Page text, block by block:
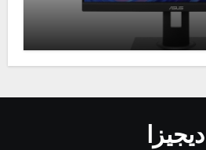
دیجیزا